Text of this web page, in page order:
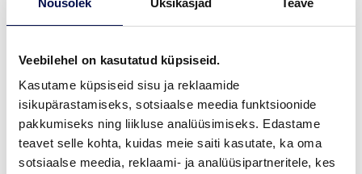
Veebilehel on kasutatud küpsiseid.
Kasutame küpsiseid sisu ja reklaamide
isikupärastamiseks, sotsiaalse meedia funktsioonide
pakkumiseks ning liikluse analüüsimiseks. Edastame
teavet selle kohta, kuidas meie saiti kasutate, ka oma
sotsiaalse meedia, reklaami- ja analüüsipartneritele, kes
VIIMISTLUS (1)
MÕÕDUD